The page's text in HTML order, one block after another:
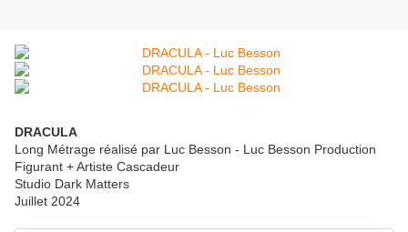
DRACULA
Long Métrage réalisé par Luc Besson - Luc Besson Production
Figurant + Artiste Cascadeur
Studio Dark Matters
Juillet 2024